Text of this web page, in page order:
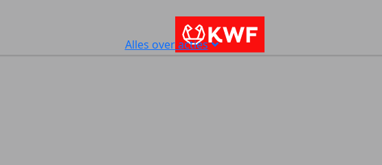
Alles over acties